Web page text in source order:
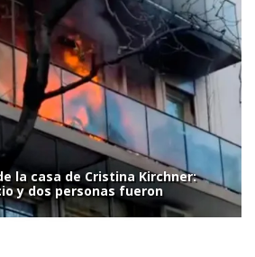
la casa de Cristina Kirchner:
y dos personas fueron